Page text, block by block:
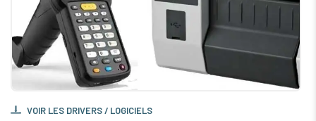
VOIR LES DRIVERS / LOGICIELS